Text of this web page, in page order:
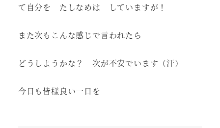
て自分を たしなめは していますが！
また次もこんな感じで言われたら
どうしようかな？ 次が不安でいます（汗）
今日も皆様良い一日を